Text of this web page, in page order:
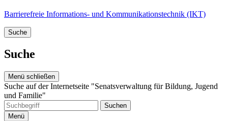
Barrierefreie Informations- und Kommunikationstechnik (IKT)
Suche
Suche
Menü schließen
Suche auf der Internetseite "Senatsverwaltung für Bildung, Jugend
und Familie"
Suchen
Menü